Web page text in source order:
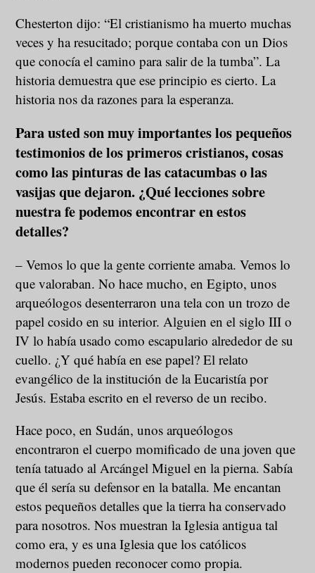
Chesterton dijo: “El cristianismo ha muerto muchas
veces y ha resucitado; porque contaba con un Dios
que conocía el camino para salir de la tumba”. La
historia demuestra que ese principio es cierto. La
historia nos da razones para la esperanza.
Para usted son muy importantes los pequeños
testimonios de los primeros cristianos, cosas
como las pinturas de las catacumbas o las
vasijas que dejaron. ¿Qué lecciones sobre
nuestra fe podemos encontrar en estos
detalles?
– Vemos lo que la gente corriente amaba. Vemos lo
que valoraban. No hace mucho, en Egipto, unos
arqueólogos desenterraron una tela con un trozo de
papel cosido en su interior. Alguien en el siglo III o
IV lo había usado como escapulario alrededor de su
cuello. ¿Y qué había en ese papel? El relato
evangélico de la institución de la Eucaristía por
Jesús. Estaba escrito en el reverso de un recibo.
Hace poco, en Sudán, unos arqueólogos
encontraron el cuerpo momificado de una joven que
tenía tatuado al Arcángel Miguel en la pierna. Sabía
que él sería su defensor en la batalla. Me encantan
estos pequeños detalles que la tierra ha conservado
para nosotros. Nos muestran la Iglesia antigua tal
como era, y es una Iglesia que los católicos
modernos pueden reconocer como propia.